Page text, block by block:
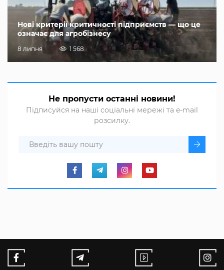
Нові критерії критичності підприємств — що це
означає для агробізнесу
8 липня 1 568
Не пропусти останні новини!
Підписуйся на наші соціальні мережі та e-mail
розсилку.